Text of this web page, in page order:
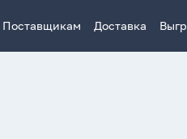
Поставщикам Доставка